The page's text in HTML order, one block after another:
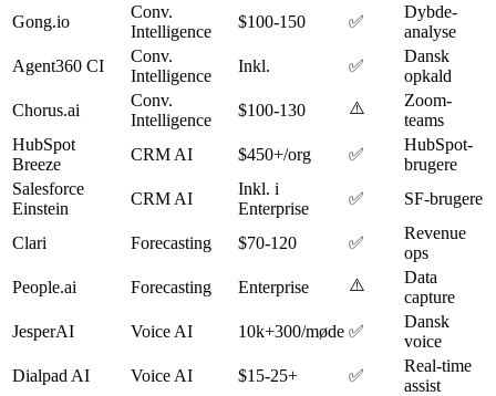
Gong.io
Conv.
Intelligence
$100-150 ✅
Dybde-
analyse
Agent360 CI
Conv.
Intelligence
Inkl. ✅
Dansk
opkald
Chorus.ai
Conv.
Intelligence
$100-130 ⚠️
Zoom-
teams
HubSpot
Breeze
CRM AI $450+/org ✅
HubSpot-
brugere
Salesforce
Einstein
CRM AI
Inkl. i
Enterprise
✅ SF-brugere
Clari Forecasting $70-120 ✅
Revenue
ops
People.ai
Forecasting Enterprise ⚠️
Data
capture
JesperAI
Voice AI 10k+300/møde ✅
Dansk
voice
Dialpad AI
Voice AI $15-25+ ✅
Real-time
assist